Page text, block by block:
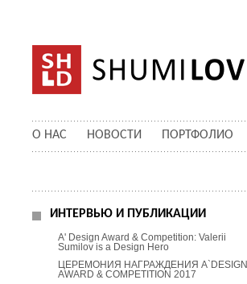
О НАС НОВОСТИ ПОРТФОЛИО
ИНТЕРВЬЮ И ПУБЛИКАЦИИ
A' Design Award & Competition: Valerii
Sumilov is a Design Hero
ЦЕРЕМОНИЯ НАГРАЖДЕНИЯ A`DESIGN
AWARD & COMPETITION 2017